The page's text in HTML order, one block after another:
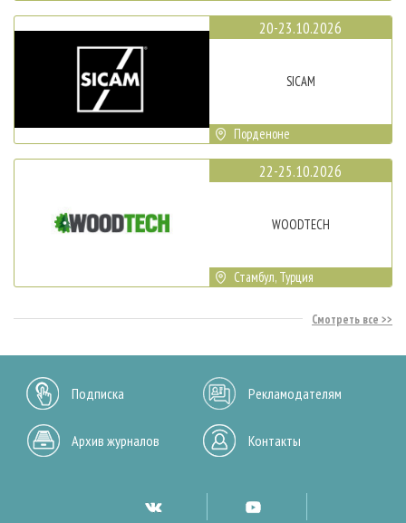
20-23.10.2026
SICAM
Порденоне
22-25.10.2026
WOODTECH
Стамбул, Турция
Смотреть все
Подписка Рекламодателям
Архив журналов Контакты